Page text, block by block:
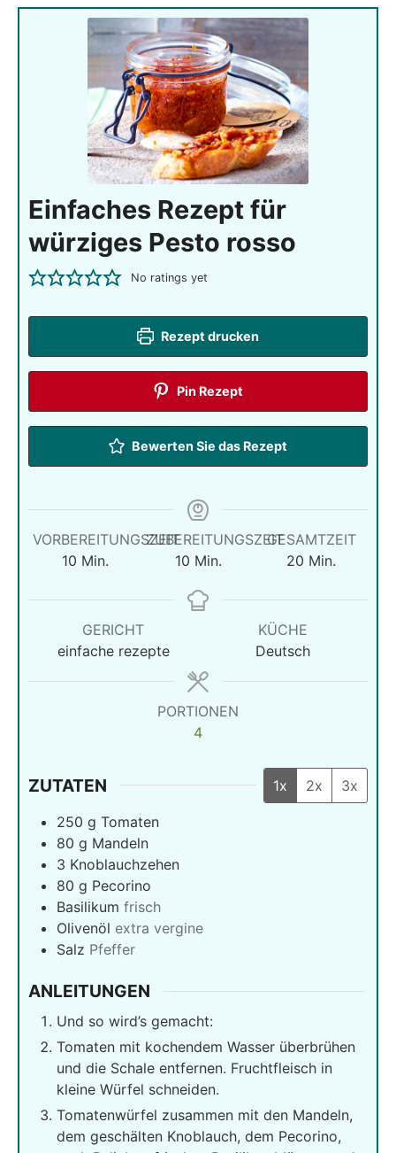
Einfaches Rezept für
würziges Pesto rosso
No ratings yet
Rezept drucken
Pin Rezept
Bewerten Sie das Rezept
VORBEREITUNGSZEIT
10Minuten
Min.
ZUBEREITUNGSZEIT
10Minuten
Min.
GESAMTZEIT
20 Minuten
Min.
GERICHT
einfache rezepte
KÜCHE
Deutsch
PORTIONEN
4
ZUTATEN 1x 2x 3x
250 g Tomaten
80 g Mandeln
3 Knoblauchzehen
80 g Pecorino
Basilikum frisch
Olivenöl extra vergine
Salz Pfeffer
ANLEITUNGEN
Und so wird’s gemacht:
Tomaten mit kochendem Wasser überbrühen
und die Schale entfernen. Fruchtfleisch in
kleine Würfel schneiden.
Tomatenwürfel zusammen mit den Mandeln,
dem geschälten Knoblauch, dem Pecorino,